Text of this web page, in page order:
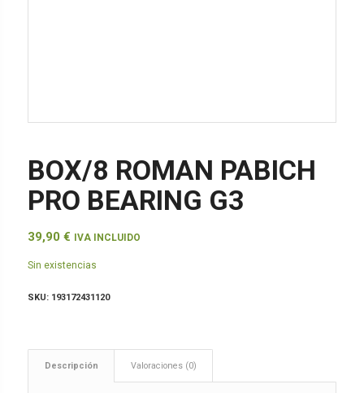
BOX/8 ROMAN PABICH
PRO BEARING G3
39,90 € IVA INCLUIDO
Sin existencias
SKU: 193172431120
Descripción Valoraciones (0)